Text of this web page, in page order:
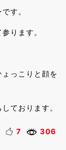
す。
ります。
っこりと顔を
ております。
7 306